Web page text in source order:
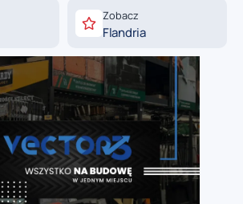
Zobacz
Flandria